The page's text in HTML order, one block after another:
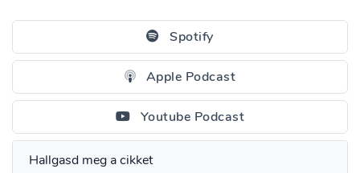
Spotify
Apple Podcast
Youtube Podcast
Hallgasd meg a cikket